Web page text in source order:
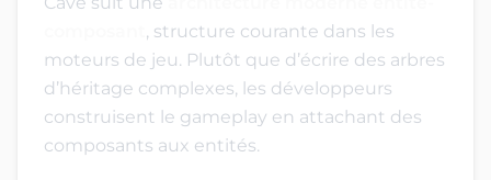
, structure courante dans les
moteurs de jeu. Plutôt que d’écrire des arbres
d’héritage complexes, les développeurs
construisent le gameplay en attachant des
composants aux entités.